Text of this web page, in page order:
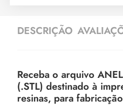
DESCRIÇÃO
Receba o arquivo
(.STL) destinado à
resinas, para